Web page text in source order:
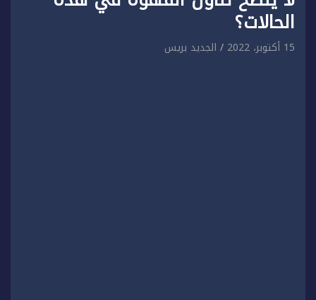
الحالات؟
15 أكتوبر، 2022 الجديد بريس